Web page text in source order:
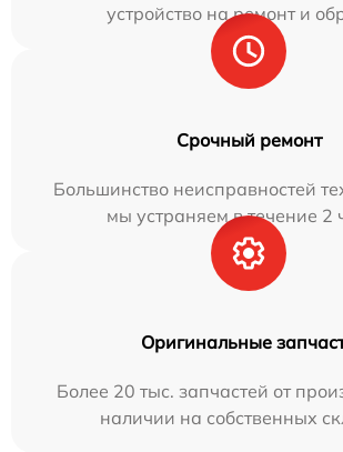
устройство на ремонт и
Срочный ремонт
Большинство неисправностей
мы устраняем в течение 2
Оригинальные
Более 20 тыс. запчастей от
наличии на собственных